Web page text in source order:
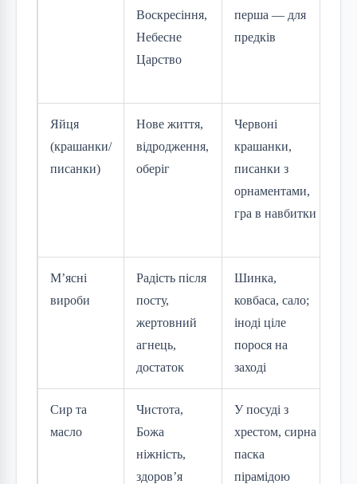
Воскресіння,
Небесне
Царство
перша — для
предків
Яйця
(крашанки/
писанки)
Нове життя,
відродження,
оберіг
Червоні
крашанки,
писанки з
орнаментами,
гра в навбитки
М’ясні
вироби
Радість після
посту,
жертовний
агнець,
достаток
Шинка,
ковбаса, сало;
іноді ціле
порося на
заході
Сир та
масло
Чистота,
Божа
ніжність,
здоров’я
У посуді з
хрестом, сирна
паска
пірамідою